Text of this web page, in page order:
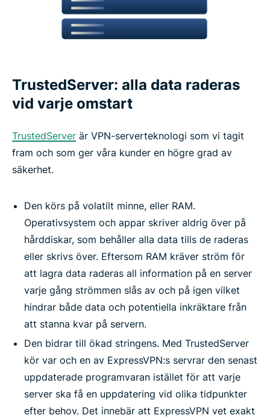
TrustedServer: alla data raderas
vid varje omstart
TrustedServer är VPN-serverteknologi som vi tagit
fram och som ger våra kunder en högre grad av
säkerhet.
Den körs på volatilt minne, eller RAM.
Operativsystem och appar skriver aldrig över på
hårddiskar, som behåller alla data tills de raderas
eller skrivs över. Eftersom RAM kräver ström för
att lagra data raderas all information på en server
varje gång strömmen slås av och på igen vilket
hindrar både data och potentiella inkräktare från
att stanna kvar på servern.
Den bidrar till ökad stringens. Med TrustedServer
kör var och en av ExpressVPN:s servrar den senast
uppdaterade programvaran istället för att varje
server ska få en uppdatering vid olika tidpunkter
efter behov. Det innebär att ExpressVPN vet exakt